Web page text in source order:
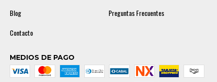
Blog
Preguntas Frecuentes
Contacto
MEDIOS DE PAGO